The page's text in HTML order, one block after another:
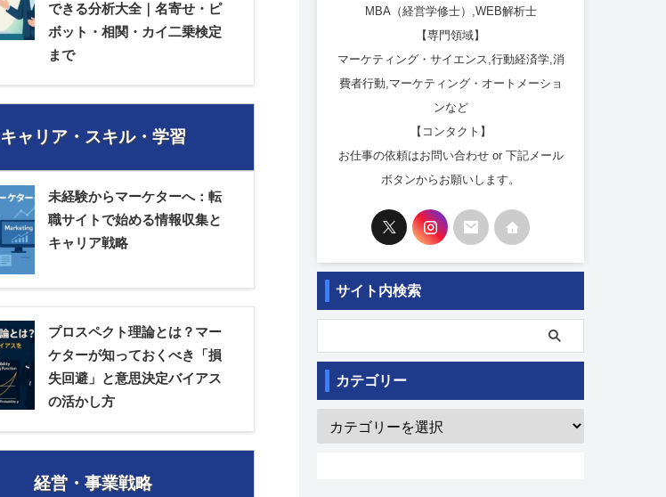
できる分析大全｜名寄せ・ピ
ボット・相関・カイ二乗検定
まで
キャリア・スキル・学習
未経験からマーケターへ：転
職サイトで始める情報収集と
キャリア戦略
プロスペクト理論とは？マー
ケターが知っておくべき「損
失回避」と意思決定バイアス
の活かし方
経営・事業戦略
MBA（経営学修士）,WEB解析士
【専門領域】
マーケティング・サイエンス,行動経済学,消
費者行動,マーケティング・オートメーショ
ンなど
【コンタクト】
お仕事の依頼はお問い合わせ or 下記メール
ボタンからお願いします。
サイト内検索
カテゴリー